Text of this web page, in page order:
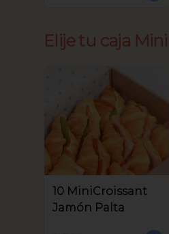
Elije tu caja
10 MiniCroissant
Jamón Palta